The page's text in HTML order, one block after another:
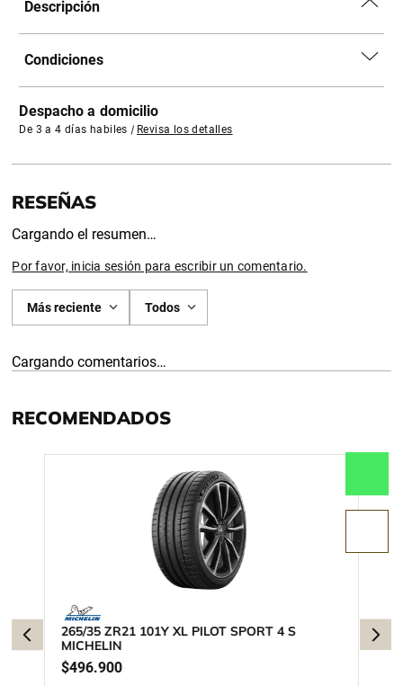
Descripción
Condiciones
Despacho a domicilio
De 3 a 4 días habiles | Revisa los detalles
Cargando el resumen…
Por favor, inicia sesión para escribir un comentario.
Más reciente Todos
Cargando comentarios…
RECOMENDADOS
265/35 ZR21 101Y XL PILOT SPORT 4 S
MICHELIN
$496.900